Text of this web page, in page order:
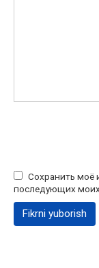
Сохранить моё
последующих